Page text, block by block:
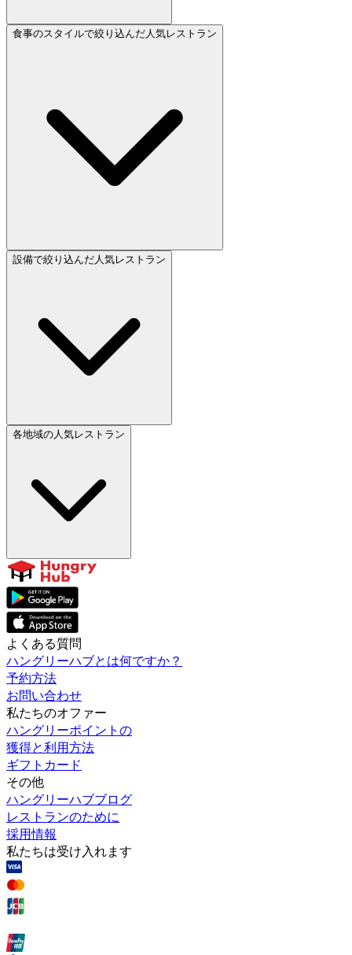
食事のスタイルで絞り込んだ人気レストラン
設備で絞り込んだ人気レストラン
各地域の人気レストラン
よくある質問
ハングリーハブとは何ですか？
予約方法
お問い合わせ
私たちのオファー
ハングリーポイントの
獲得と利用方法
ギフトカード
その他
ハングリーハブブログ
レストランのために
採用情報
私たちは受け入れます